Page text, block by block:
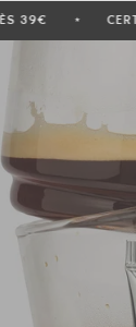
OFFERTE DÈS 39€